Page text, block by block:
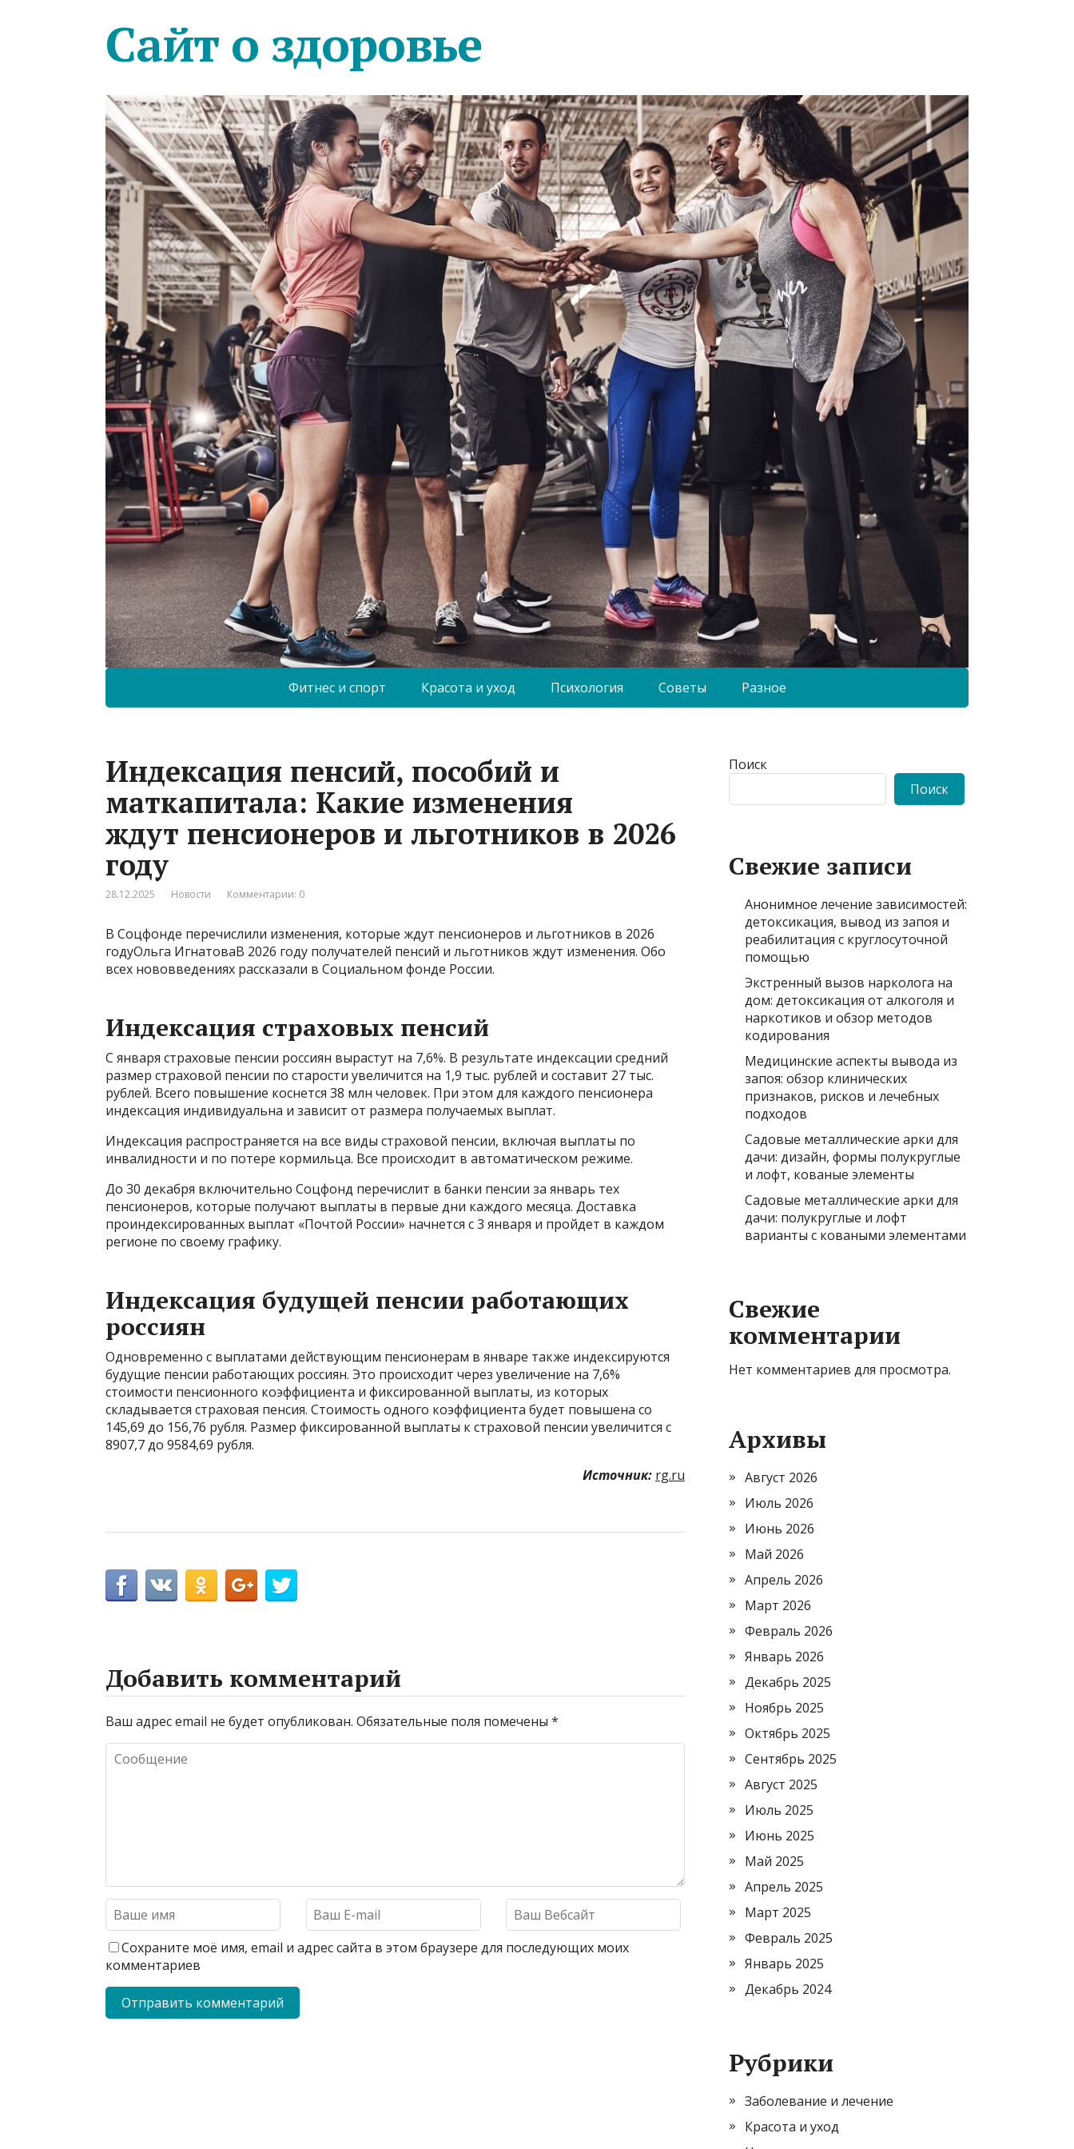
Сайт о здоровье
Фитнес и спорт Красота и уход Психология Советы Разное
Индексация пенсий, пособий и
маткапитала: Какие изменения
ждут пенсионеров и льготников в 2026
году
28.12.2025 Новости Комментарии: 0
В Соцфонде перечислили изменения, которые ждут пенсионеров и льготников в 2026
годуОльга ИгнатоваВ 2026 году получателей пенсий и льготников ждут изменения. Обо
всех нововведениях рассказали в Социальном фонде России.
Индексация страховых пенсий
С января страховые пенсии россиян вырастут на 7,6%. В результате индексации средний
размер страховой пенсии по старости увеличится на 1,9 тыс. рублей и составит 27 тыс.
рублей. Всего повышение коснется 38 млн человек. При этом для каждого пенсионера
индексация индивидуальна и зависит от размера получаемых выплат.
Индексация распространяется на все виды страховой пенсии, включая выплаты по
инвалидности и по потере кормильца. Все происходит в автоматическом режиме.
До 30 декабря включительно Соцфонд перечислит в банки пенсии за январь тех
пенсионеров, которые получают выплаты в первые дни каждого месяца. Доставка
проиндексированных выплат «Почтой России» начнется с 3 января и пройдет в каждом
регионе по своему графику.
Индексация будущей пенсии работающих
россиян
Одновременно с выплатами действующим пенсионерам в январе также индексируются
будущие пенсии работающих россиян. Это происходит через увеличение на 7,6%
стоимости пенсионного коэффициента и фиксированной выплаты, из которых
складывается страховая пенсия. Стоимость одного коэффициента будет повышена со
145,69 до 156,76 рубля. Размер фиксированной выплаты к страховой пенсии увеличится с
8907,7 до 9584,69 рубля.
Источник: rg.ru
Добавить комментарий
Ваш адрес email не будет опубликован. Обязательные поля помечены *
Сохраните моё имя, email и адрес сайта в этом браузере для последующих моих
комментариев
Поиск
Поиск
Свежие записи
Анонимное лечение зависимостей:
детоксикация, вывод из запоя и
реабилитация с круглосуточной
помощью
Экстренный вызов нарколога на
дом: детоксикация от алкоголя и
наркотиков и обзор методов
кодирования
Медицинские аспекты вывода из
запоя: обзор клинических
признаков, рисков и лечебных
подходов
Садовые металлические арки для
дачи: дизайн, формы полукруглые
и лофт, кованые элементы
Садовые металлические арки для
дачи: полукруглые и лофт
варианты с коваными элементами
Свежие
комментарии
Нет комментариев для просмотра.
Архивы
Август 2026
Июль 2026
Июнь 2026
Май 2026
Апрель 2026
Март 2026
Февраль 2026
Январь 2026
Декабрь 2025
Ноябрь 2025
Октябрь 2025
Сентябрь 2025
Август 2025
Июль 2025
Июнь 2025
Май 2025
Апрель 2025
Март 2025
Февраль 2025
Январь 2025
Декабрь 2024
Рубрики
Заболевание и лечение
Красота и уход